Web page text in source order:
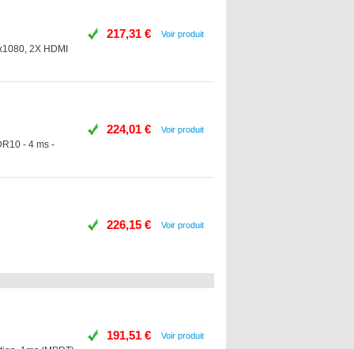
2X HDMI
217,31 € Voir produit
- 4 ms -
224,01 € Voir produit
226,15 € Voir produit
191,51 € Voir produit